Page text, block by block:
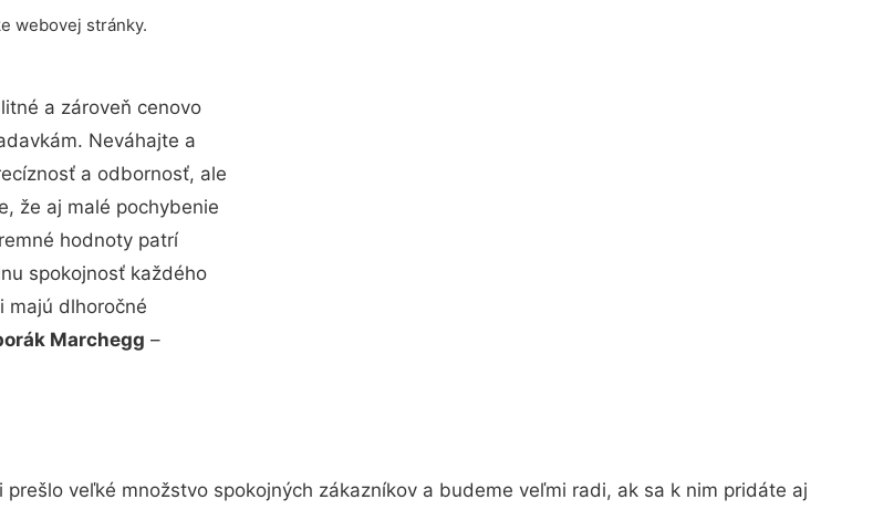
webovej stránky.
a zároveň cenovo
Neváhajte a
a odbornosť, ale
že aj malé pochybenie
hodnoty patrí
spokojnosť každého
majú dlhoročné
Marchegg –
veľké množstvo spokojných zákazníkov a budeme veľmi radi, ak sa k nim pridáte aj